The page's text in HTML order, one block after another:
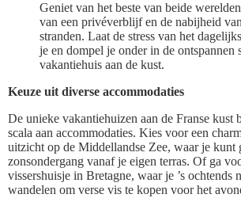
Geniet van het beste van beide
van een privéverblijf en de nabijheid
stranden. Laat de stress van het
je en dompel je onder in de ontspannen
vakantiehuis aan de kust.
Keuze uit diverse accommodaties
De unieke vakantiehuizen aan de Franse kust
scala aan accommodaties. Kies voor een
uitzicht op de Middellandse Zee, waar je kunt
zonsondergang vanaf je eigen terras. Of ga
vissershuisje in Bretagne, waar je ’s ochtends
wandelen om verse vis te kopen voor het